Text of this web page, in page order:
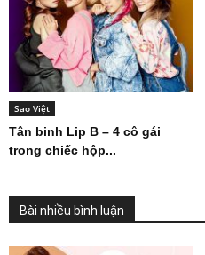
Sao Việt
Tân binh Lip B – 4 cô gái
trong chiếc hộp...
Bài nhiều bình luận